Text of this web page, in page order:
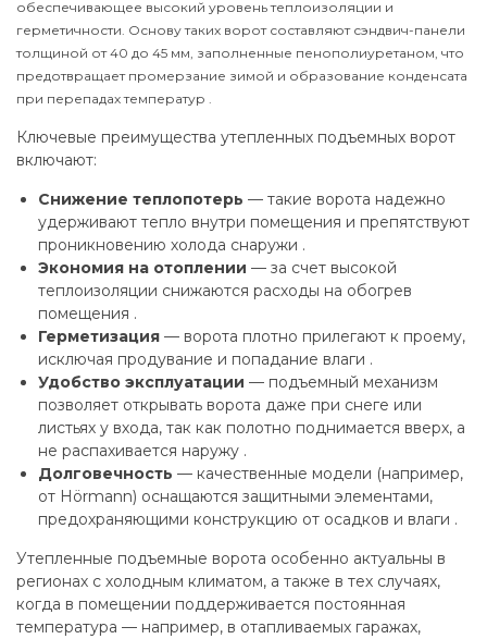
обеспечивающее высокий уровень теплоизоляции и
герметичности. Основу таких ворот составляют сэндвич-панели
толщиной от 40 до 45 мм, заполненные пенополиуретаном, что
предотвращает промерзание зимой и образование конденсата
при перепадах температур .
Ключевые преимущества утепленных подъемных ворот
включают:
Снижение теплопотерь — такие ворота надежно
удерживают тепло внутри помещения и препятствуют
проникновению холода снаружи .
Экономия на отоплении — за счет высокой
теплоизоляции снижаются расходы на обогрев
помещения .
Герметизация — ворота плотно прилегают к проему,
исключая продувание и попадание влаги .
Удобство эксплуатации — подъемный механизм
позволяет открывать ворота даже при снеге или
листьях у входа, так как полотно поднимается вверх, а
не распахивается наружу .
Долговечность — качественные модели (например,
от Hörmann) оснащаются защитными элементами,
предохраняющими конструкцию от осадков и влаги .
Утепленные подъемные ворота особенно актуальны в
регионах с холодным климатом, а также в тех случаях,
когда в помещении поддерживается постоянная
температура — например, в отапливаемых гаражах,